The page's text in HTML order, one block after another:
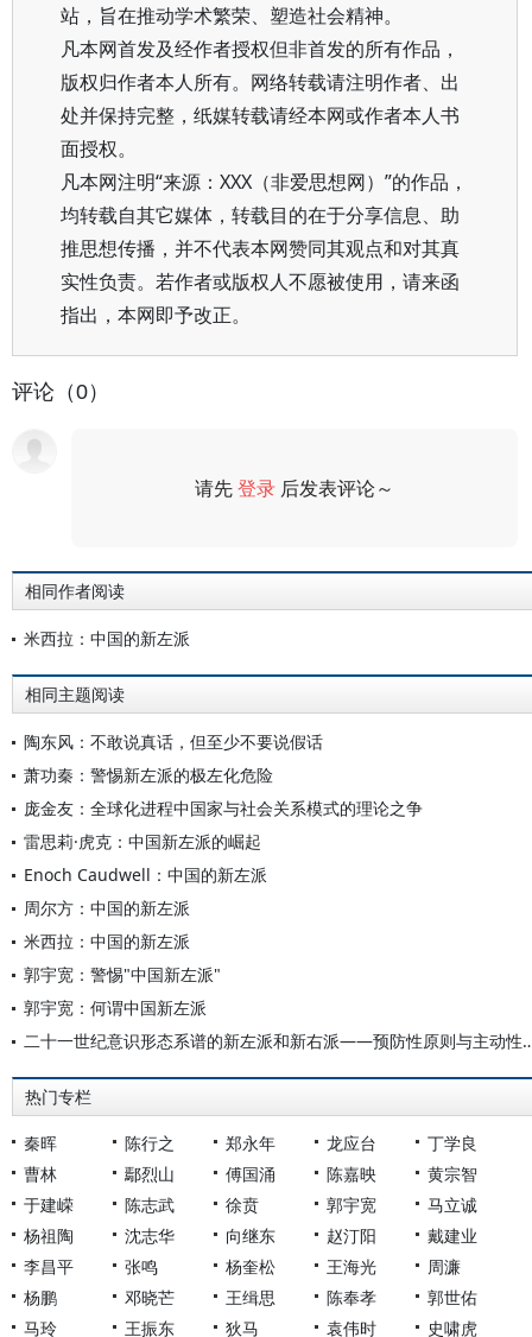
站，旨在推动学术繁荣、塑造社会精神。
凡本网首发及经作者授权但非首发的所有作品，
版权归作者本人所有。网络转载请注明作者、出
处并保持完整，纸媒转载请经本网或作者本人书
面授权。
凡本网注明“来源：XXX（非爱思想网）”的作品，
均转载自其它媒体，转载目的在于分享信息、助
推思想传播，并不代表本网赞同其观点和对其真
实性负责。若作者或版权人不愿被使用，请来函
指出，本网即予改正。
评论（0）
请先登录 后发表评论～
相同作者阅读
米西拉：中国的新左派
相同主题阅读
陶东风：不敢说真话，但至少不要说假话
萧功秦：警惕新左派的极左化危险
庞金友：全球化进程中国家与社会关系模式的理论之争
雷思莉·虎克：中国新左派的崛起
Enoch Caudwell：中国的新左派
周尔方：中国的新左派
米西拉：中国的新左派
郭宇宽：警惕"中国新左派"
郭宇宽：何谓中国新左派
二十一世纪意识形态系谱的
热门专栏
秦晖 陈行之 郑永年 龙应台
丁学良
曹林
鄢烈山 傅国涌 陈嘉映
黄宗智
于建嵘
陈志武 徐贲 郭宇宽
马立诚
杨祖陶
沈志华 向继东 赵汀阳
戴建业
李昌平
张鸣 杨奎松 王海光
周濂
杨鹏
邓晓芒 王缉思 陈奉孝
郭世佑
马玲
王振东 狄马 袁伟时 史啸虎